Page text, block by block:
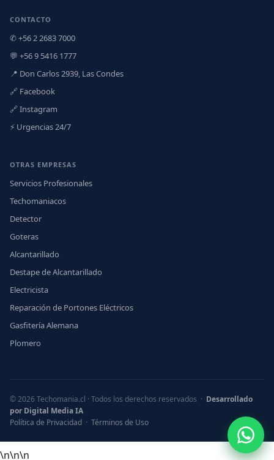
CONTACTO
✆ +56 2 2683 7000
💬 +56 9 5416 1777
📍 Don Carlos 2939, Las Condes
🔗 Facebook
🔗 Instagram
⚡ Urgencias 24/7
OTRAS EMPRESAS
Servicios Profesionales
Techomaniacos
Detector
Goteras
Alcantarillado
Destape de Alcantarillado
Electricista
Reparación de Portones Eléctricos
Gasfitería Alemana
Plomero
© 2026 Techomania.cl · Todos los derechos reservados · Desarrollado
por Digital Media IA
Política de Privacidad · Términos de Uso
\n\n\n